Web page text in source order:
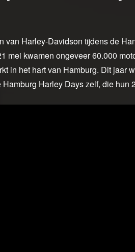
van Harley-Davidson tijdens de
mei kwamen ongeveer 60.000
in het hart van Hamburg. Dit jaar
Harley Days zelf, die hun